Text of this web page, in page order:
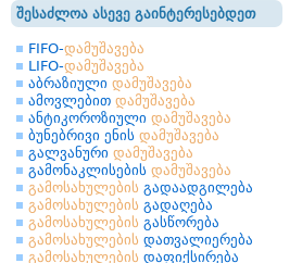
შესაძლოა ასევე გაინტერესებდეთ
FIFO-დამუშავება
LIFO-დამუშავება
აბრაზიული დამუშავება
ამოვლებით დამუშავება
ანტიკოროზიული დამუშავება
ბუნებრივი ენის დამუშავება
გალვანური დამუშავება
გამონაკლისების დამუშავება
გამოსახულების გადაადგილება
გამოსახულების გადაღება
გამოსახულების გასწორება
გამოსახულების დათვალიერება
გამოსახულების დაფიქსირება